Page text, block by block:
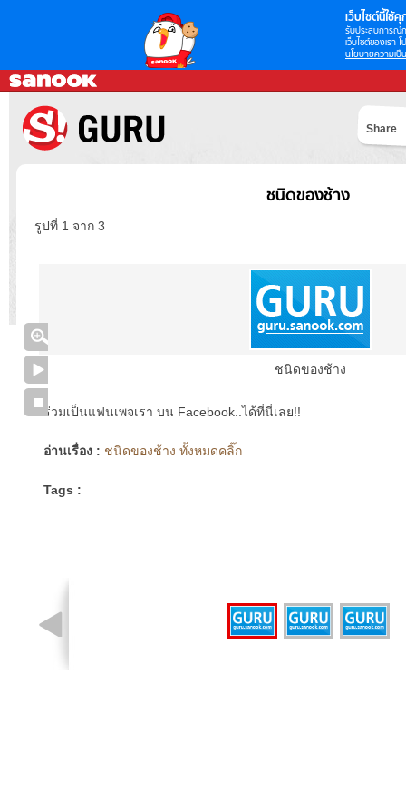
เว็บไซต์นี้ใช้คุ
รับประสบการณ์
เว็บไซต์ของเรา
นโยบายความเป็
Share
ชนิดของช้าง
รูปที่ 1 จาก 3
ชนิดของช้าง
ร่วมเป็นแฟนเพจเรา บน Facebook..ได้ที่นี่เลย!!
อ่านเรื่อง : ชนิดของช้าง ทั้งหมดคลิ๊ก
Tags :